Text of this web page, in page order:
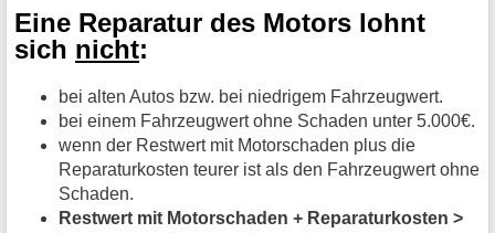
Eine Reparatur des Motors lohnt
sich nicht:
bei alten Autos bzw. bei niedrigem Fahrzeugwert.
bei einem Fahrzeugwert ohne Schaden unter 5.000€.
wenn der Restwert mit Motorschaden plus die
Reparaturkosten teurer ist als den Fahrzeugwert ohne
Schaden.
Restwert mit Motorschaden + Reparaturkosten >